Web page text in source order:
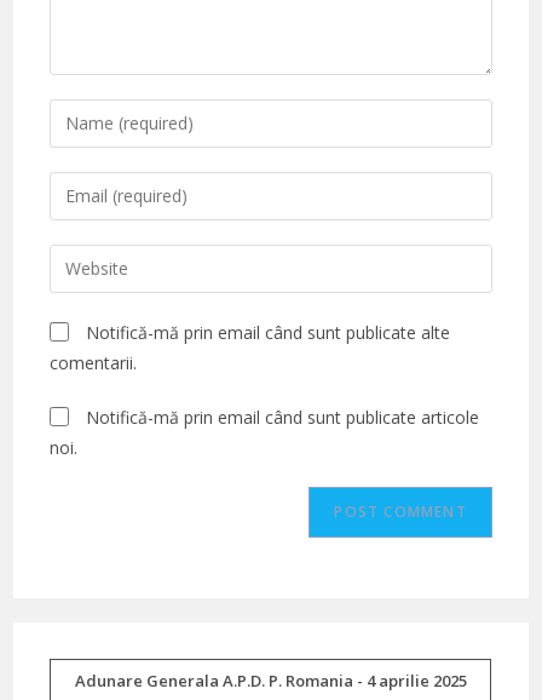
Enter
your
name
to
comment
Enter
your
email
address
comment
Enter
your
website
URL
Notifică-mă prin email când sunt publicate alte
comentarii.
Notifică-mă prin email când sunt publicate articole
noi.
Adunare Generala A.P.D. P. Romania - 4 aprilie 2025